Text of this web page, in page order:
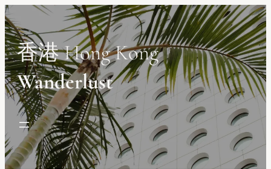
Skip
to
content
香港 Hong Kong
Wanderlust